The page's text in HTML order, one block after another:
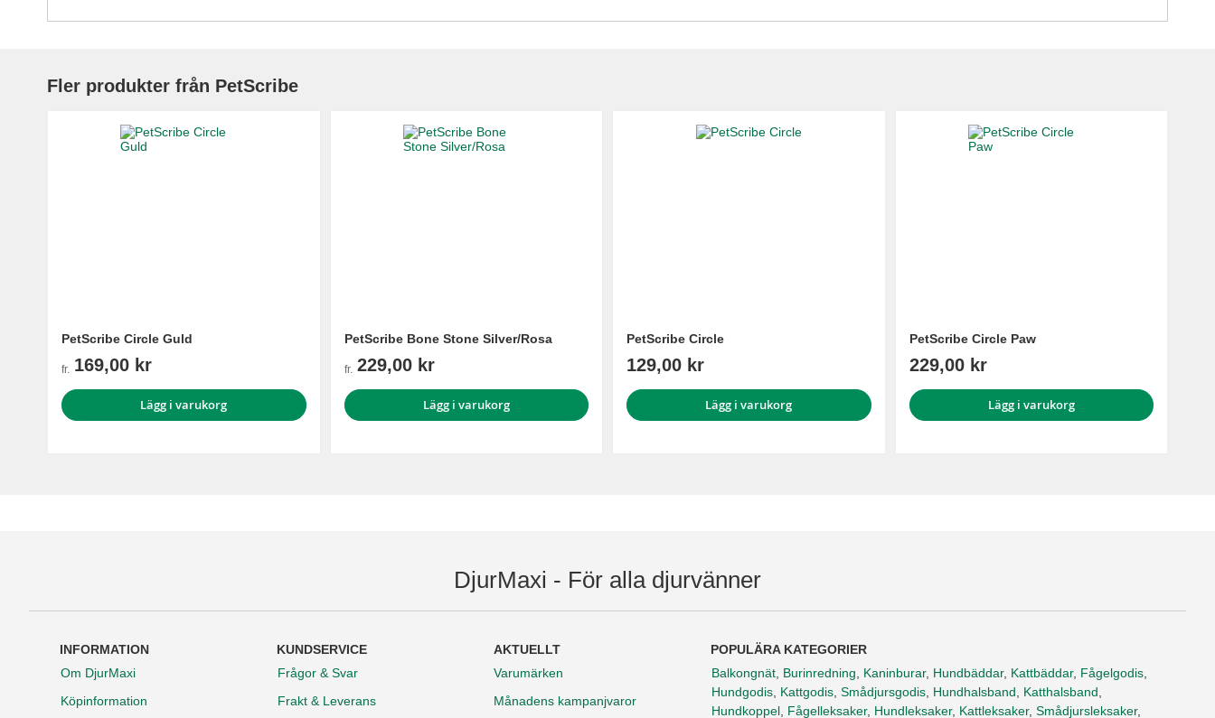
Fler produkter från PetScribe
PetScribe Circle Guld
fr. 169,00 kr
Lägg i varukorg
PetScribe Bone Stone Silver/Rosa
fr. 229,00 kr
Lägg i varukorg
PetScribe Circle
129,00 kr
Lägg i varukorg
PetScribe Circle Paw
229,00 kr
Lägg i varukorg
DjurMaxi - För alla djurvänner
INFORMATION
Om DjurMaxi
Köpinformation
KUNDSERVICE
Frågor & Svar
Frakt & Leverans
AKTUELLT
Varumärken
Månadens kampanjvaror
POPULÄRA KATEGORIER
Balkongnät Burinredning Kaninburar, Hundbäddar, Kattbäddar, Fågelgodis
Hundgodis Kattgodis Smådjursgodis Hundhalsband Katthalsband
Hundkoppel Fågelleksaker, Hundleksaker, Kattleksaker, Smådjursleksaker,